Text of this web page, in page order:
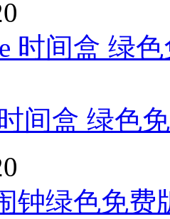
时间盒 绿
间盒 绿色
钟绿色免费